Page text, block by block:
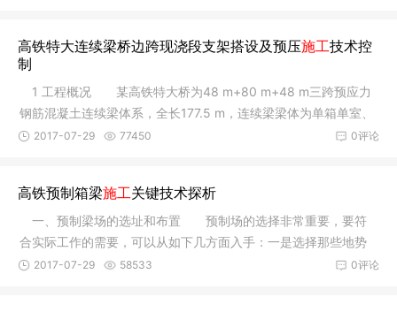
高铁特大连续梁桥边跨现浇段支架搭设及预压施工技术控
制
1 工程概况 某高铁特大桥为48 m+80 m+48 m三跨预应力
钢筋混凝土连续梁体系，全长177.5 m，连续梁梁体为单箱单室、
变高度、
0评论
2017-07-29 77450
高铁预制箱梁施工关键技术探析
一、预制梁场的选址和布置 预制场的选择非常重要，要符
合实际工作的需要，可以从如下几方面入手：一是选择那些地势
平坦的位
0评论
2017-07-29 58533